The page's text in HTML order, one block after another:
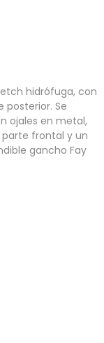
hidrófuga, con
posterior. Se
ojales en metal,
parte frontal y un
gancho Fay